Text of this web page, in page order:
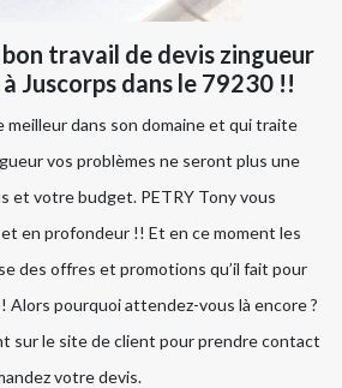
bon travail de devis zingueur
Juscorps dans le 79230 !!
meilleur dans son domaine et qui traite
vos problèmes ne seront plus une
et votre budget. PETRY Tony vous
en profondeur !! Et en ce moment les
des offres et promotions qu’il fait pour
Alors pourquoi attendez-vous là encore ?
sur le site de client pour prendre contact
votre devis.